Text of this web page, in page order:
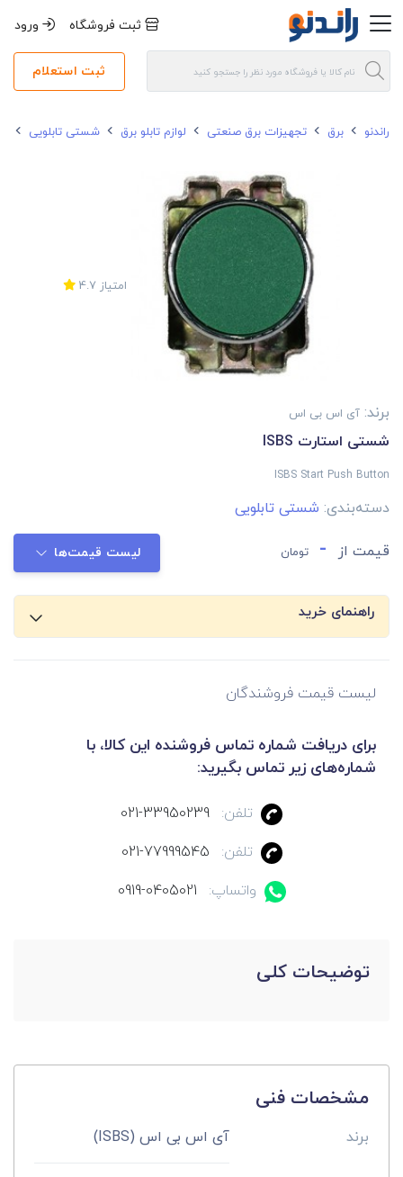
ثبت فروشگاه ورود
ثبت استعلام
راندنو برق تجهیزات برق صنعتی لوازم تابلو برق شستی تابلویی
امتیاز 4.7
برند: آی اس بی اس
شستی استارت ISBS
ISBS Start Push Button
دسته‌بندی: شستی تابلویی
قیمت از - تومان لیست قیمت‌ها
راهنمای خرید
لیست قیمت فروشندگان
برای دریافت شماره تماس فروشنده این کالا، با
شماره‌های زیر تماس بگیرید:
تلفن:
021-33950239
تلفن:
021-77999545
واتساپ:
0919-0405021
توضیحات کلی
مشخصات فنی
برند آی اس بی اس (ISBS)